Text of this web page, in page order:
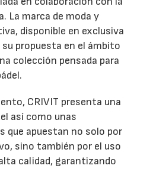
La marca de moda y
disponible en exclusiva
su propuesta en el ámbito
colección pensada para
CRIVIT presenta una
así como unas
que apuestan no solo por
sino también por el uso
calidad, garantizando